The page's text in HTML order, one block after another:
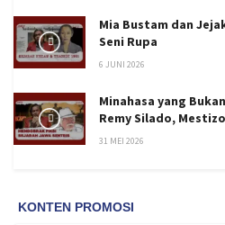
Mia Bustam dan
Seni Rupa
6 JUNI 2026
Minahasa yang
Remy Silado,
31 MEI 2026